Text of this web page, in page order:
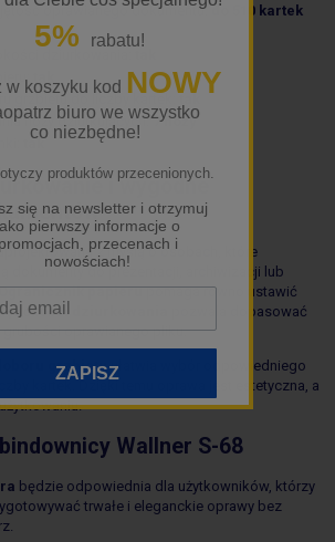
oprawianego dokumentu:do 510 kartek
dziurkowania:
grzbietu do liczby kartek:
noży dziurkujących:7 noży
tak
i wygodne
z myślą o osobach, które
dokumenty do prezentacji, archiwizacji lub
papierupomaga równo ustawić
dziurkowania
pozwala dopasować
oprawianego pliku.
grzbietuułatwia wybór odpowiedniego
kartek. Dzięki temu oprawa jest estetyczna, a
Wallner S-68
będzie odpowiednia dla użytkowników, którzy
trwałe i eleganckie oprawy bez
5% rabatu!
w koszyku kod NOWY
biuro we wszystko
co niezbędne!
produktów przecenionych.
się na newsletter i otrzymuj
pierwszy informacje o
promocjach, przecenach i
nowościach!
ZAPISZ